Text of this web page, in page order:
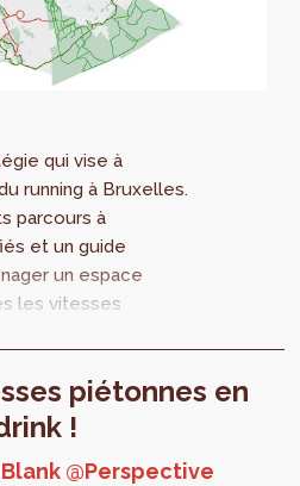
qui vise à
running à Bruxelles.
parcours à
et un guide
un espace
les vitesses
piétonnes en
!
@Perspective